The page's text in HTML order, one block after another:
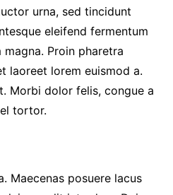
urna, sed tincidunt
eleifend fermentum
Proin pharetra
laoreet lorem euismod a.
Morbi dolor felis, congue a
tortor.
Maecenas posuere lacus